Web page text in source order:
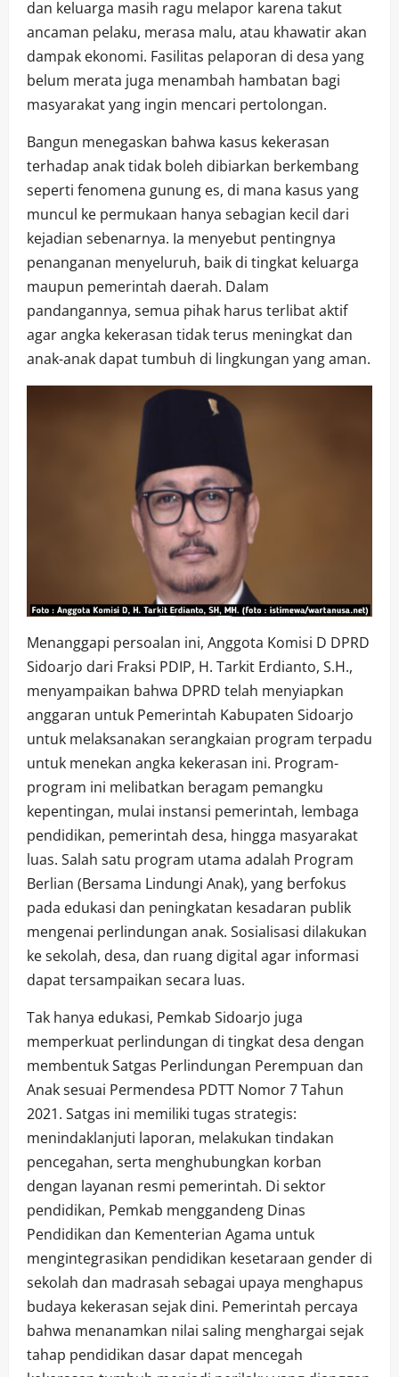
dan keluarga masih ragu melapor karena takut
ancaman pelaku, merasa malu, atau khawatir akan
dampak ekonomi. Fasilitas pelaporan di desa yang
belum merata juga menambah hambatan bagi
masyarakat yang ingin mencari pertolongan.
Bangun menegaskan bahwa kasus kekerasan
terhadap anak tidak boleh dibiarkan berkembang
seperti fenomena gunung es, di mana kasus yang
muncul ke permukaan hanya sebagian kecil dari
kejadian sebenarnya. Ia menyebut pentingnya
penanganan menyeluruh, baik di tingkat keluarga
maupun pemerintah daerah. Dalam
pandangannya, semua pihak harus terlibat aktif
agar angka kekerasan tidak terus meningkat dan
anak-anak dapat tumbuh di lingkungan yang aman.
Menanggapi persoalan ini, Anggota Komisi D DPRD
Sidoarjo dari Fraksi PDIP, H. Tarkit Erdianto, S.H.,
menyampaikan bahwa DPRD telah menyiapkan
anggaran untuk Pemerintah Kabupaten Sidoarjo
untuk melaksanakan serangkaian program terpadu
untuk menekan angka kekerasan ini. Program-
program ini melibatkan beragam pemangku
kepentingan, mulai instansi pemerintah, lembaga
pendidikan, pemerintah desa, hingga masyarakat
luas. Salah satu program utama adalah Program
Berlian (Bersama Lindungi Anak), yang berfokus
pada edukasi dan peningkatan kesadaran publik
mengenai perlindungan anak. Sosialisasi dilakukan
ke sekolah, desa, dan ruang digital agar informasi
dapat tersampaikan secara luas.
Tak hanya edukasi, Pemkab Sidoarjo juga
memperkuat perlindungan di tingkat desa dengan
membentuk Satgas Perlindungan Perempuan dan
Anak sesuai Permendesa PDTT Nomor 7 Tahun
2021. Satgas ini memiliki tugas strategis:
menindaklanjuti laporan, melakukan tindakan
pencegahan, serta menghubungkan korban
dengan layanan resmi pemerintah. Di sektor
pendidikan, Pemkab menggandeng Dinas
Pendidikan dan Kementerian Agama untuk
mengintegrasikan pendidikan kesetaraan gender di
sekolah dan madrasah sebagai upaya menghapus
budaya kekerasan sejak dini. Pemerintah percaya
bahwa menanamkan nilai saling menghargai sejak
tahap pendidikan dasar dapat mencegah